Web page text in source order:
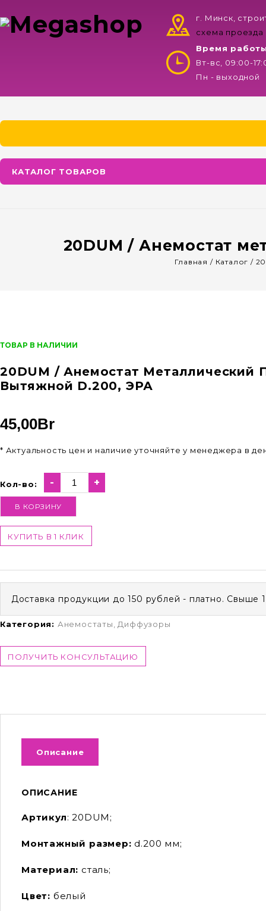
г. Минск,
схема проезда
Время
Вт-вс, 09:00-
Пн - выходной
КАТАЛОГ ТОВАРОВ
20DUM / Анемостат
Главная / Каталог /
ТОВАР В НАЛИЧИИ
20DUM / Анемостат Металлический
Вытяжной D.200, ЭРА
45,00Br
* Актуальность цен и наличие уточняйте у менеджера в
Кол-во: - +
В КОРЗИНУ
КУПИТЬ В 1 КЛИК
Доставка продукции до 150 рублей - платно. Свыше
Категория: Анемостаты, Диффузоры
ПОЛУЧИТЬ КОНСУЛЬТАЦИЮ
Описание
ОПИСАНИЕ
Артикул: 20DUM;
Монтажный размер: d.200 мм;
Материал: сталь;
Цвет: белый